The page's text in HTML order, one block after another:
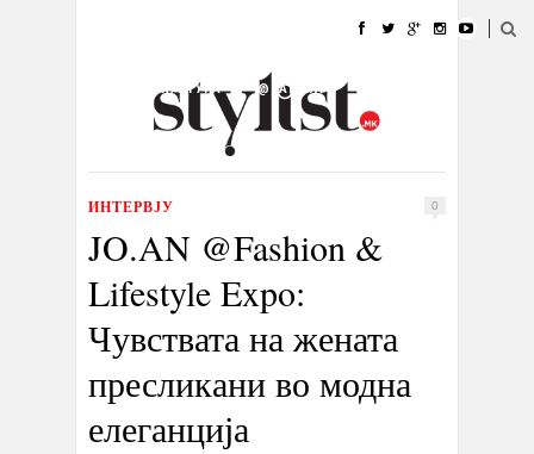
УБАВИНА
КУЛТУРА @РАБОТА
ИЗЛОГ
ИНТЕРВЈУ 0
JO.AN @Fashion &
Lifestyle Expo:
Чувствата на жената
пресликани во модна
елеганција